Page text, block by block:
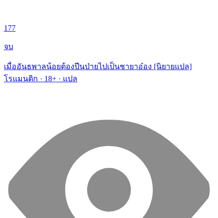
177
จบ
เมื่ออันธพาลน้อยต้องปีนป่ายไปเป็นชายาอ๋อง [นิยายแปล]
โรแมนติก · 18+ · แปล